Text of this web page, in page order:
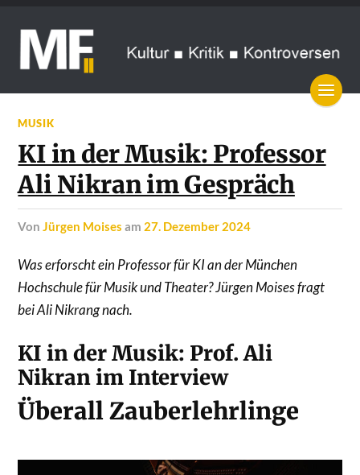
MUSIK
KI in der Musik: Professor
Ali Nikran im Gespräch
vonJürgen Moises am 27. Dezember 2024
Was erforscht ein Professor für KI an der München
Hochschule für Musik und Theater? Jürgen Moises fragt
bei Ali Nikrang nach.
KI in der Musik: Prof. Ali
Nikran im Interview
Überall Zauberlehrlinge